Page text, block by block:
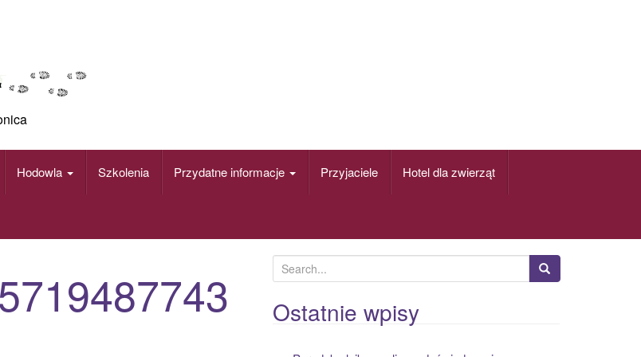
Hodowla Szkolenia Przydatne informacje Przyjaciele Hotel dla zwierząt
e
a
r
Ostatnie wpisy